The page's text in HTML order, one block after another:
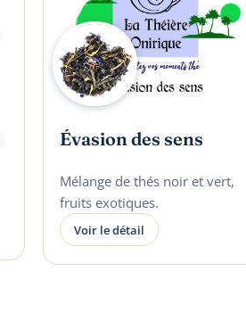
Évasion des sens
Mélange de thés noir et vert,
fruits exotiques.
Voir le détail